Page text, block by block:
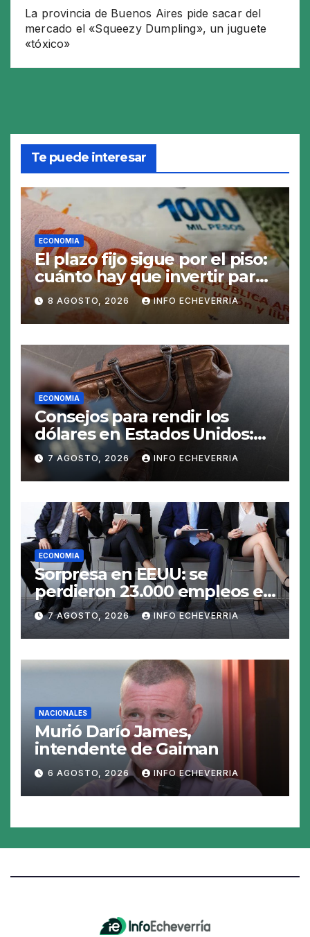
La provincia de Buenos Aires pide sacar del
mercado el «Squeezy Dumpling», un juguete
«tóxico»
Te puede interesar
ECONOMIA
El plazo fijo sigue por el piso:
cuánto hay que invertir para
generar $50.000 en 30 días
8 AGOSTO, 2026 INFO ECHEVERRIA
ECONOMIA
Consejos para rendir los
dólares en Estados Unidos:
claves para no gastar de más
en el viaje
7 AGOSTO, 2026 INFO ECHEVERRIA
ECONOMIA
Sorpresa en EEUU: se
perdieron 23.000 empleos en
julio y el mercado recalcula
las perspectivas para las
tasas
7 AGOSTO, 2026 INFO ECHEVERRIA
NACIONALES
Murió Darío James,
intendente de Gaiman
6 AGOSTO, 2026 INFO ECHEVERRIA